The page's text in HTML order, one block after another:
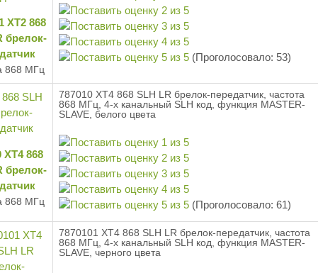
XT2 868
брелок-
868 МГц
(Проголосовало: 53)
XT4 868
брелок-
868 МГц
787010 XT4 868 SLH LR брелок-передатчик, частота
868 МГц, 4-х канальный SLH код, функция MASTER-
SLAVE, белого цвета
(Проголосовало: 61)
7870101 XT4 868 SLH LR брелок-передатчик, частота
868 МГц, 4-х канальный SLH код, функция MASTER-
SLAVE, черного цвета